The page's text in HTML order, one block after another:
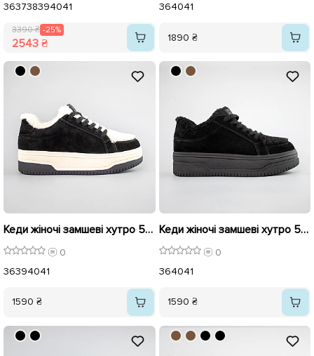
363738394041
3390 ₴ -25%
2543 ₴
364041
1890 ₴
Кеди жіночі замшеві хутро 593389 Чорні з білим
0
36394041
1590 ₴
Кеди жіночі замшеві хутро 593390 Чорні
0
364041
1590 ₴